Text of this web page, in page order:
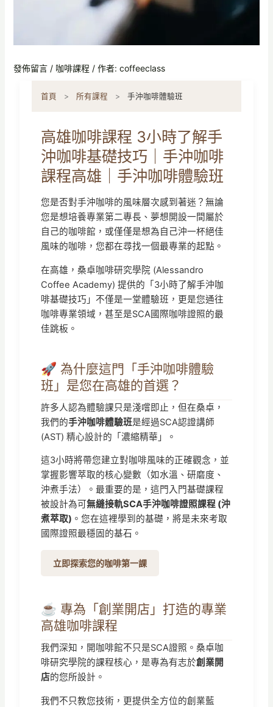
發佈留言 / 咖啡課程 / 作者: coffeeclass
首頁 > 所有課程 > 手沖咖啡體驗班
高雄咖啡課程 3小時了解手
沖咖啡基礎技巧｜手沖咖啡
課程高雄｜手沖咖啡體驗班
您是否對手沖咖啡的風味層次感到著迷？無論
您是想培養專業第二專長、夢想開設一間屬於
自己的咖啡館，或僅僅是想為自己沖一杯絕佳
風味的咖啡，您都在尋找一個最專業的起點。
在高雄，桑卓咖啡研究學院 (Alessandro
Coffee Academy) 提供的「3小時了解手沖咖
啡基礎技巧」不僅是一堂體驗班，更是您通往
咖啡專業領域，甚至是SCA國際咖啡證照的最
佳跳板。
🚀 為什麼這門「手沖咖啡體驗
班」是您在高雄的首選？
許多人認為體驗課只是淺嚐即止，但在桑卓，
我們的手沖咖啡體驗班是經過SCA認證講師
(AST) 精心設計的「濃縮精華」。
這3小時將帶您建立對咖啡風味的正確觀念，並
掌握影響萃取的核心變數（如水溫、研磨度、
沖煮手法）。最重要的是，這門入門基礎課程
被設計為可 無縫接軌SCA手沖咖啡證照課程 (沖
煮萃取) 。您在這裡學到的基礎，將是未來考取
國際證照最穩固的基石。
立即探索您的咖啡第一課
☕ 專為「創業開店」打造的專業
高雄咖啡課程
我們深知，開咖啡館不只是SCA證照。桑卓咖
啡研究學院的課程核心，是專為有志於創業開
店的您所設計。
我們不只教您技術，更提供全方位的創業藍